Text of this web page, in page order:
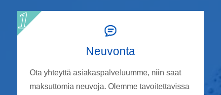
Neuvonta
Ota yhteyttä asiakaspalveluumme, niin saat
maksuttomia neuvoja. Olemme tavoitettavissa